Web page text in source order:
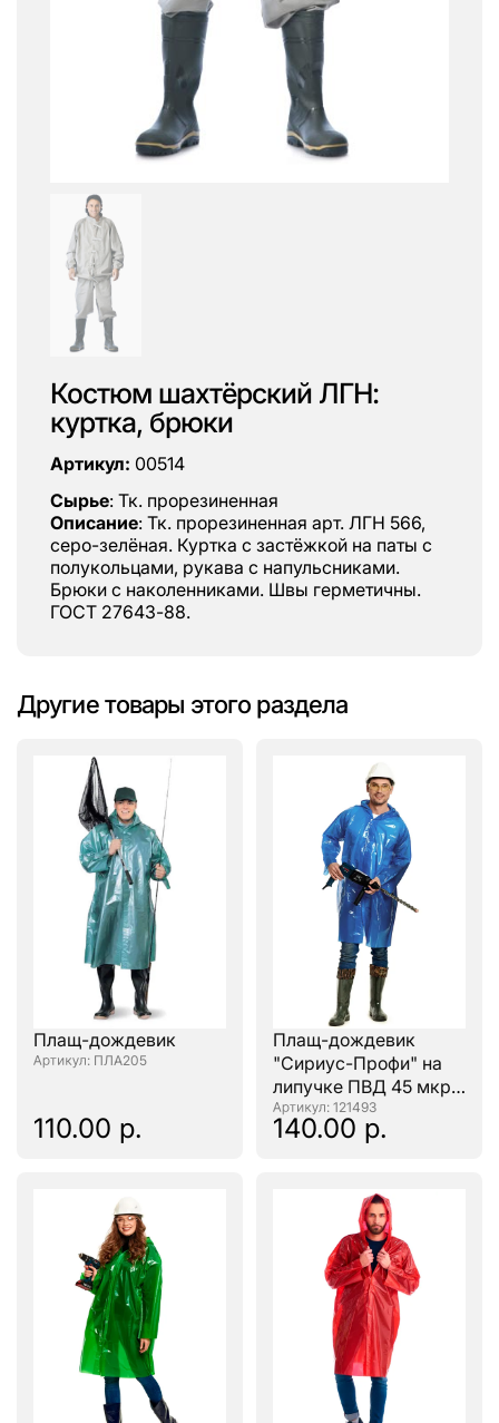
Костюм шахтёрский ЛГН:
куртка, брюки
Артикул: 00514
Сырье: Тк. прорезиненная
Описание: Тк. прорезиненная арт. ЛГН 566,
серо-зелёная. Куртка с застёжкой на паты с
полукольцами, рукава с напульсниками.
Брюки с наколенниками. Швы герметичны.
ГОСТ 27643-88.
Другие товары этого раздела
Плащ-дождевик
: ПЛА205
110.00 р.
Плащ-дождевик
"Сириус-Профи" на
липучке ПВД 45 мкр.
синий, пропаянные
швы
: 121493
140.00 р.